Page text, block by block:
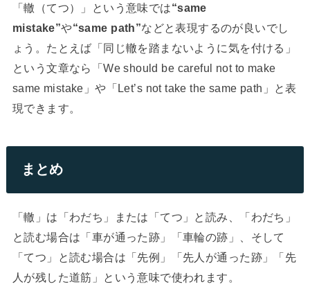
「轍（てつ）」という意味では“same
mistake”や“same path”などと表現するのが良いでし
ょう。たとえば「同じ轍を踏まないように気を付ける」
という文章なら「We should be careful not to make
same mistake」や「Let’s not take the same path」と表
現できます。
まとめ
「轍」は「わだち」または「てつ」と読み、「わだち」
と読む場合は「車が通った跡」「車輪の跡」、そして
「てつ」と読む場合は「先例」「先人が通った跡」「先
人が残した道筋」という意味で使われます。